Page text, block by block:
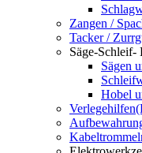
Zangen /
Tacker /
Säge-Schleif-
Sägen
Hobel